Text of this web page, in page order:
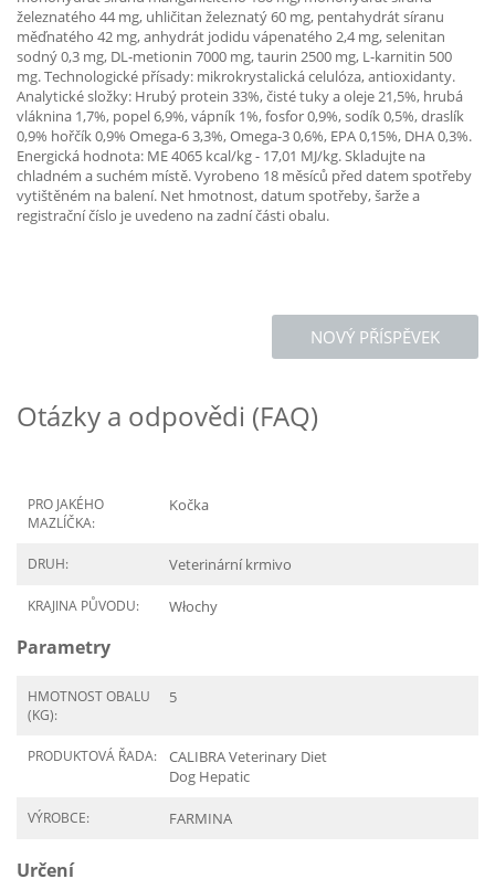
železnatého 44 mg, uhličitan železnatý 60 mg, pentahydrát síranu
měďnatého 42 mg, anhydrát jodidu vápenatého 2,4 mg, selenitan
sodný 0,3 mg, DL-metionin 7000 mg, taurin 2500 mg, L-karnitin 500
mg. Technologické přísady: mikrokrystalická celulóza, antioxidanty.
Analytické složky: Hrubý protein 33%, čisté tuky a oleje 21,5%, hrubá
vláknina 1,7%, popel 6,9%, vápník 1%, fosfor 0,9%, sodík 0,5%, draslík
0,9% hořčík 0,9% Omega-6 3,3%, Omega-3 0,6%, EPA 0,15%, DHA 0,3%.
Energická hodnota: ME 4065 kcal/kg - 17,01 MJ/kg. Skladujte na
chladném a suchém místě. Vyrobeno 18 měsíců před datem spotřeby
vytištěném na balení. Net hmotnost, datum spotřeby, šarže a
registrační číslo je uvedeno na zadní části obalu.
NOVÝ PŘÍSPĚVEK
Otázky a odpovědi (FAQ)
PRO JAKÉHO
MAZLÍČKA:
Kočka
DRUH: Veterinární krmivo
KRAJINA PŮVODU: Włochy
Parametry
HMOTNOST OBALU
(KG):
5
PRODUKTOVÁ ŘADA:
CALIBRA Veterinary Diet
Dog Hepatic
VÝROBCE: FARMINA
Určení